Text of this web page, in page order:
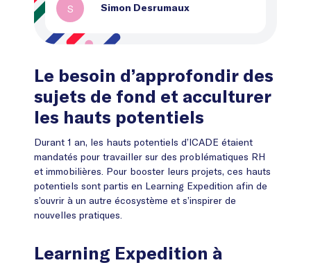
S Simon Desrumaux
Le besoin d’approfondir des
sujets de fond et acculturer
les hauts potentiels
Durant 1 an, les hauts potentiels d’ICADE étaient
mandatés pour travailler sur des problématiques RH
et immobilières. Pour booster leurs projets, ces hauts
potentiels sont partis en Learning Expedition afin de
s’ouvrir à un autre écosystème et s’inspirer de
nouvelles pratiques.
Learning Expedition à